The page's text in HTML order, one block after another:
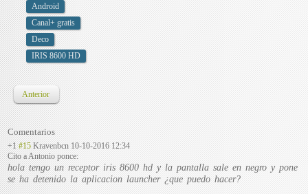
Android
Canal+ gratis
Deco
IRIS 8600 HD
Anterior
Comentarios
+1 #15 Kravenbcn 10-10-2016 12:34
Cito a Antonio ponce:
hola tengo un receptor iris 8600 hd y la pantalla sale en negro y pone
se ha detenido la aplicacion launcher ¿que puedo hacer?